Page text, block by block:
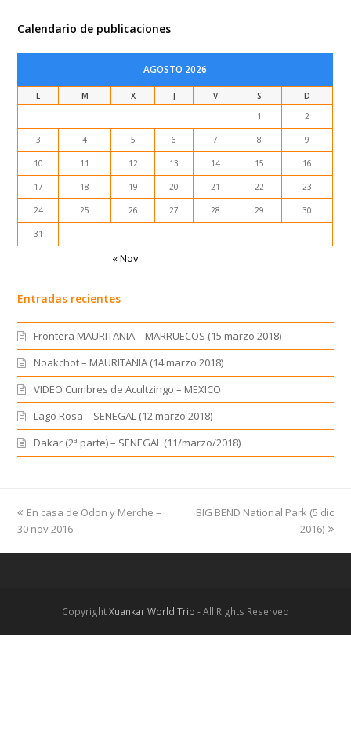
Calendario de publicaciones
AGOSTO 2026
L M X J V S
D
1
2
3 4 5 6 7 8 9
10 11 12 13 14 15 16
17 18 19 20 21 22 23
24 25 26 27 28 29 30
31
« Nov
Entradas recientes
Frontera MAURITANIA – MARRUECOS (15 marzo 2018)
Noakchot – MAURITANIA (14 marzo 2018)
VIDEO Cumbres de Acultzingo – MEXICO
Lago Rosa – SENEGAL (12 marzo 2018)
Dakar (2ª parte) – SENEGAL (11/marzo/2018)
previous
post:
En casa de Odon y Merche –
30 nov 2016
next
BIG BEND National Park (5 dic
2016)
CopyrightXuankar World Trip - All Rights Reserved